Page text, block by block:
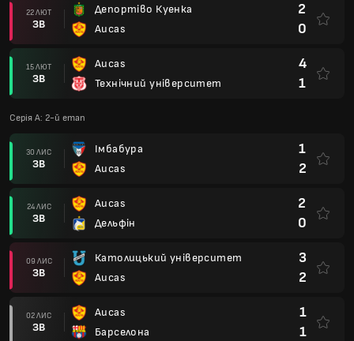
22 ЛЮТ
ЗВ
Депортіво Куенка
Aucas
2
0
15 ЛЮТ
ЗВ
Aucas
Технічний університет
4
1
Серія А: 2-й етап
30 ЛИС
ЗВ
Імбабура
Aucas
1
2
24 ЛИС
ЗВ
Aucas
Дельфін
2
0
09 ЛИС
ЗВ
Католицький університет
Aucas
3
2
02 ЛИС
ЗВ
Aucas
Барселона
1
1